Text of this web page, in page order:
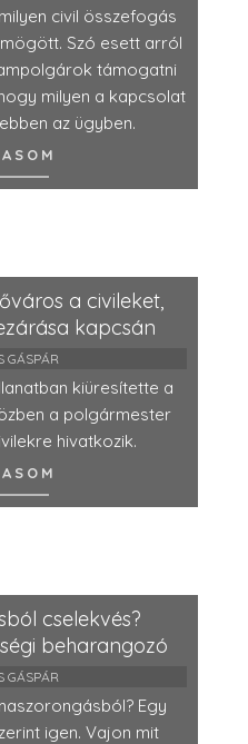
civil összefogás
Szó esett arról
támogatni
milyen a kapcsolat
az ügyben.
a civileket,
kapcsán
GÁSPÁR
kiüresítette a
a polgármester
hivatkozik.
cselekvés?
beharangozó
GÁSPÁR
Egy
igen. Vajon mit